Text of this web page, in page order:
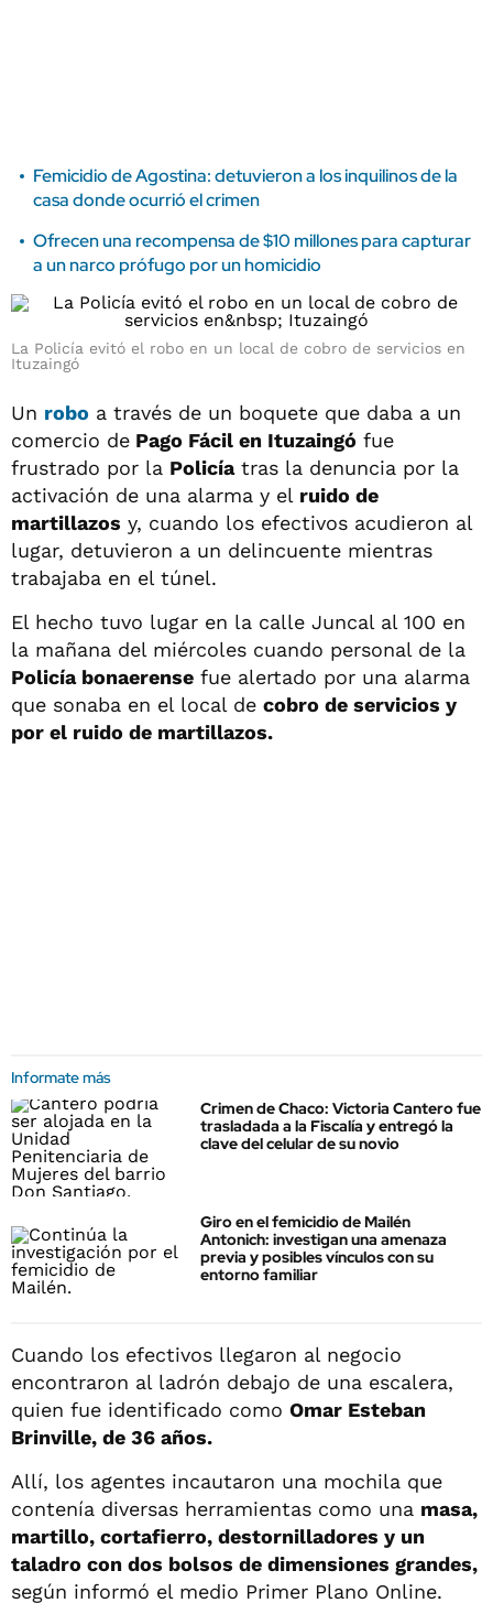
Femicidio de Agostina: detuvieron a los inquilinos de la
casa donde ocurrió el crimen
Ofrecen una recompensa de $10 millones para capturar
a un narco prófugo por un homicidio
La Policía evitó el robo en un local de cobro de servicios en
Ituzaingó
Un robo a través de un boquete que daba a un
comercio de Pago Fácil en Ituzaingó fue
frustrado por la Policíatras la denuncia por la
activación de una alarma y el ruido de
martillazos y, cuando los efectivos acudieron al
lugar, detuvieron a un delincuente mientras
trabajaba en el túnel.
El hecho tuvo lugar en la calle Juncal al 100 en
la mañana del miércoles cuando personal de la
Policía bonaerense fue alertado por una alarma
que sonaba en el local de cobro de servicios y
por el ruido de martillazos.
Informate más
Crimen de Chaco: Victoria Cantero fue
trasladada a la Fiscalía y entregó la
clave del celular de su novio
Giro en el femicidio de Mailén
Antonich: investigan una amenaza
previa y posibles vínculos con su
entorno familiar
Cuando los efectivos llegaron al negocio
encontraron al ladrón debajo de una escalera,
quien fue identificado como Omar Esteban
Brinville, de 36 años.
Allí, los agentes incautaron una mochila que
contenía diversas herramientas como una masa,
martillo, cortafierro, destornilladores y un
taladro con dos bolsos de dimensiones grandes,
según informó el medio Primer Plano Online.